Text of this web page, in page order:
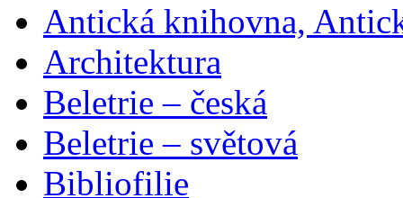
Antická knihovna,
Architektura
Beletrie – česká
Beletrie – světová
Bibliofilie